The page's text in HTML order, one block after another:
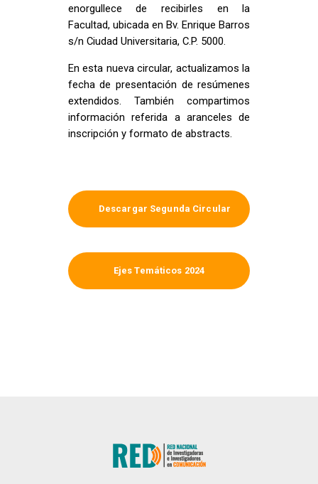
enorgullece de recibirles en la
Facultad, ubicada en Bv. Enrique Barros
s/n Ciudad Universitaria, C.P. 5000.
En esta nueva circular, actualizamos la
fecha de presentación de resúmenes
extendidos. También compartimos
información referida a aranceles de
inscripción y formato de abstracts.
Descargar Segunda Circular
Ejes Temáticos 2024